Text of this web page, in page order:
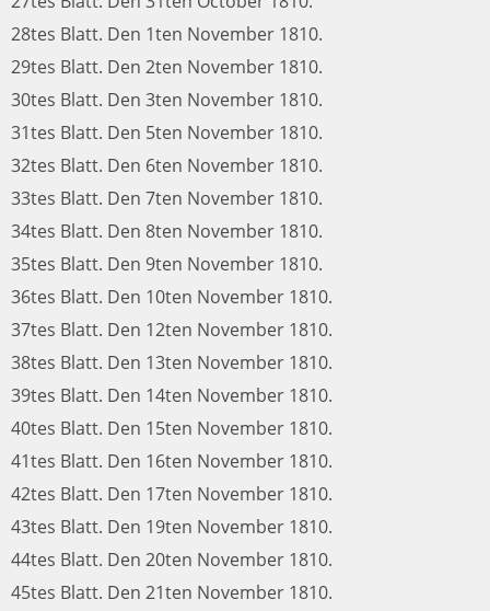
28tes Blatt. Den 1ten November 1810.
29tes Blatt. Den 2ten November 1810.
30tes Blatt. Den 3ten November 1810.
31tes Blatt. Den 5ten November 1810.
32tes Blatt. Den 6ten November 1810.
33tes Blatt. Den 7ten November 1810.
34tes Blatt. Den 8ten November 1810.
35tes Blatt. Den 9ten November 1810.
36tes Blatt. Den 10ten November 1810.
37tes Blatt. Den 12ten November 1810.
38tes Blatt. Den 13ten November 1810.
39tes Blatt. Den 14ten November 1810.
40tes Blatt. Den 15ten November 1810.
41tes Blatt. Den 16ten November 1810.
42tes Blatt. Den 17ten November 1810.
43tes Blatt. Den 19ten November 1810.
44tes Blatt. Den 20ten November 1810.
45tes Blatt. Den 21ten November 1810.